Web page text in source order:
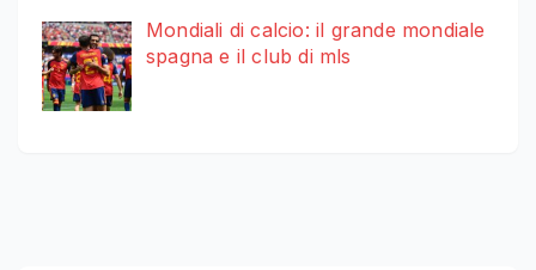
Mondiali di calcio: il grande mondiale
spagna e il club di mls